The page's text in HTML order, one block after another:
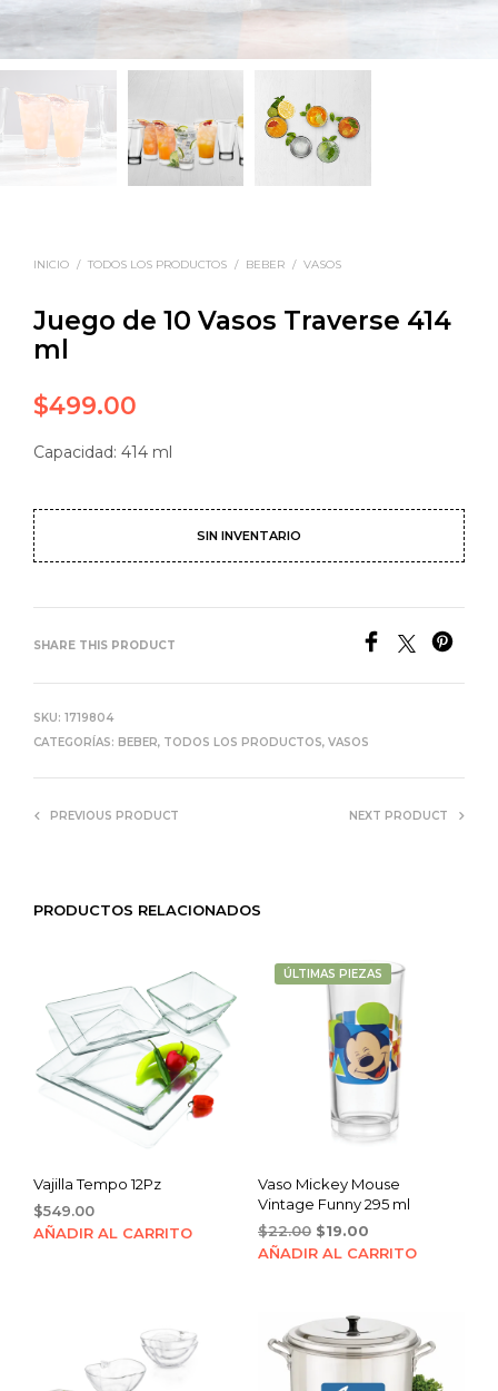
INICIO / TODOS LOS PRODUCTOS / BEBER / VASOS
Juego de 10 Vasos Traverse 414
ml
$499.00
Capacidad: 414 ml
SIN INVENTARIO
SHARE THIS PRODUCT
SKU: 1719804
CATEGORÍAS: BEBER, TODOS LOS PRODUCTOS, VASOS
PREVIOUS PRODUCT NEXT PRODUCT
PRODUCTOS RELACIONADOS
Vajilla Tempo 12Pz
$549.00
AÑADIR AL CARRITO
ÚLTIMAS PIEZAS
Vaso Mickey Mouse
Vintage Funny 295 ml
$22.00 Original
price
$19.00Current
price
AÑADIR AL CARRITO